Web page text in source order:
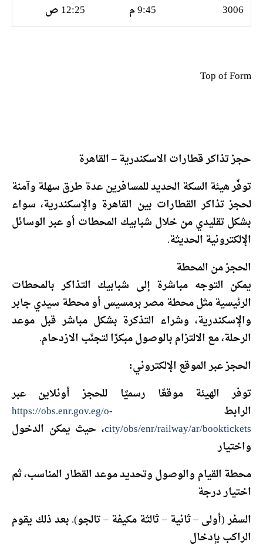
3006
9:45 م 12:25 ص
Top of Form
حجز تذاكر قطارات الاسكندرية – القاهرة
توفّر هيئة السكة الحديد للمسافرين عدة طرق سهلة وآمنة
لحجز تذاكر القطارات بين القاهرة والإسكندرية، سواء
بشكل تقليدي من خلال شبابيك المحطات أو عبر الوسائل
الإلكترونية الحديثة.
الحجز من المحطة
يمكن التوجه مباشرة إلى شبابيك التذاكر بالمحطات
الرئيسية مثل محطة مصر برمسيس أو محطة سيدي جابر
والإسكندرية، وشراء التذكرة بشكل مباشر قبل موعد
الرحلة، مع الالتزام بالوصول مبكرًا لتجنّب الازدحام.
الحجز عبر الموقع الإلكتروني:
توفر الهيئة موقعًا رسميًا للحجز أونلاين عبر
الرابط https://obs.enr.gov.eg/o-
city/obs/enr/railway/ar/booktickets، حيث يمكن الدخول
واختيار
محطة القيام والوصول وتحديد موعد القطار المناسب، ثم
اختيار درجة
السفر (أولى – ثانية – ثالثة مكيفة – تالجو). بعد ذلك يقوم
الراكب بإدخال